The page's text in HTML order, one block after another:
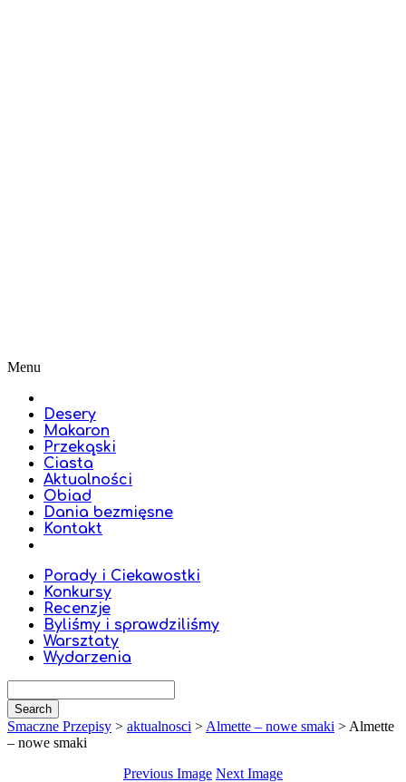
Menu
Desery
Makaron
Przekąski
Ciasta
Aktualności
Obiad
Dania bezmięsne
Kontakt
Porady i Ciekawostki
Konkursy
Recenzje
Byliśmy i sprawdziliśmy
Warsztaty
Wydarzenia
Smaczne Przepisy > aktualnosci > Almette – nowe smaki > Almette
– nowe smaki
Previous Image Next Image